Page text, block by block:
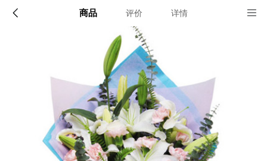
商品 评价 详情
配送说明
确定
店铺信息
该地区暂无配送门店
确定